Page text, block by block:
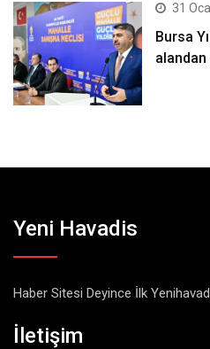
31
Bursa
Yeni Havadis
Haber Sitesi Deyince İlk
İletişim